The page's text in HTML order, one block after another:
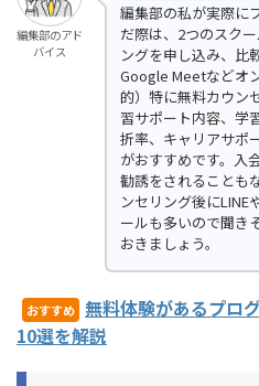
編集部のアド
バイス
編集部の私が実際に
だ際は、2つのスク
ングを申し込み、比
Google Meetなどオ
的）特に無料カウン
習サポート内容、学
折率、キャリアサポ
がおすすめです。入
勧誘をされることも
ンセリング後にLINE
ールも多いので聞き
おきましょう。
おすすめ 無料体験があるプロ
10選を解説